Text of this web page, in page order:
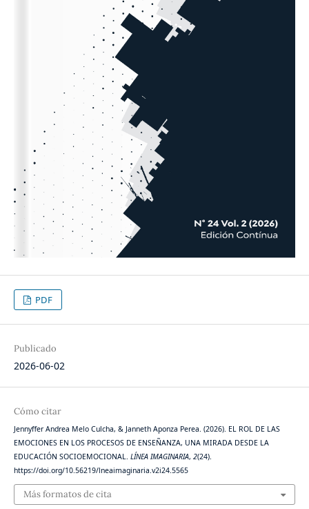
PDF
Publicado
2026-06-02
Cómo citar
Jennyffer Andrea Melo Culcha, & Janneth Aponza Perea. (2026). EL ROL DE LAS
EMOCIONES EN LOS PROCESOS DE ENSEÑANZA, UNA MIRADA DESDE LA
EDUCACIÓN SOCIOEMOCIONAL. LÍNEA IMAGINARIA, 2(24).
https://doi.org/10.56219/lneaimaginaria.v2i24.5565
Más formatos de cita